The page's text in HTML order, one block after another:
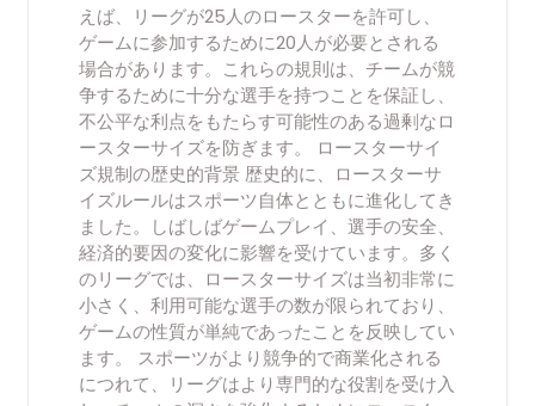
えば、リーグが25人のロースターを許可し、
ゲームに参加するために20人が必要とされる
場合があります。これらの規則は、チームが競
争するために十分な選手を持つことを保証し、
不公平な利点をもたらす可能性のある過剰なロ
ースターサイズを防ぎます。 ロースターサイ
ズ規制の歴史的背景 歴史的に、ロースターサ
イズルールはスポーツ自体とともに進化してき
ました。しばしばゲームプレイ、選手の安全、
経済的要因の変化に影響を受けています。多く
のリーグでは、ロースターサイズは当初非常に
小さく、利用可能な選手の数が限られており、
ゲームの性質が単純であったことを反映してい
ます。 スポーツがより競争的で商業化される
につれて、リーグはより専門的な役割を受け入